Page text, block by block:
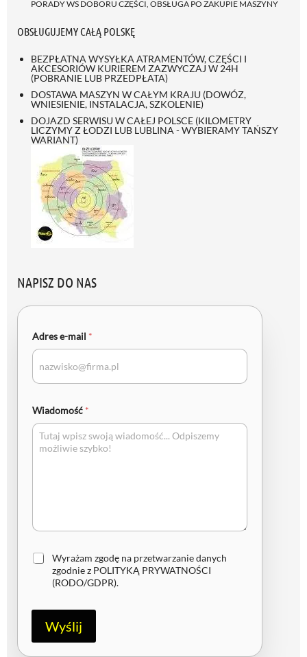
PORADY WS DOBORU CZĘŚCI, OBSŁUGA PO ZAKUPIE MASZYNY
OBSŁUGUJEMY CAŁĄ POLSKĘ
BEZPŁATNA WYSYŁKA ATRAMENTÓW, CZĘŚCI I
AKCESORIÓW KURIEREM ZAZWYCZAJ W 24H
(POBRANIE LUB PRZEDPŁATA)
DOSTAWA MASZYN W CAŁYM KRAJU (DOWÓZ,
WNIESIENIE, INSTALACJA, SZKOLENIE)
DOJAZD SERWISU W CAŁEJ POLSCE (KILOMETRY
LICZYMY Z ŁODZI LUB LUBLINA - WYBIERAMY TAŃSZY
WARIANT)
NAPISZ DO NAS
Adres e-mail *
Wiadomość *
Z
Wyrażam zgodę na przetwarzanie danych
zgodnie z POLITYKĄ PRYWATNOŚCI
(RODO/GDPR).
Wyślij